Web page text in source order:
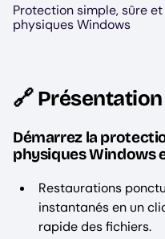
Protection simple, sûre
physiques Windows
🔗
Démarrez la
physiques Windows
Restaurations
instantanés en un
rapide des fichiers.